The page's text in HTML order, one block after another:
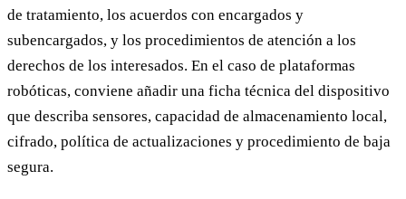
de tratamiento, los acuerdos con encargados y
subencargados, y los procedimientos de atención a los
derechos de los interesados. En el caso de plataformas
robóticas, conviene añadir una ficha técnica del dispositivo
que describa sensores, capacidad de almacenamiento local,
cifrado, política de actualizaciones y procedimiento de baja
segura.